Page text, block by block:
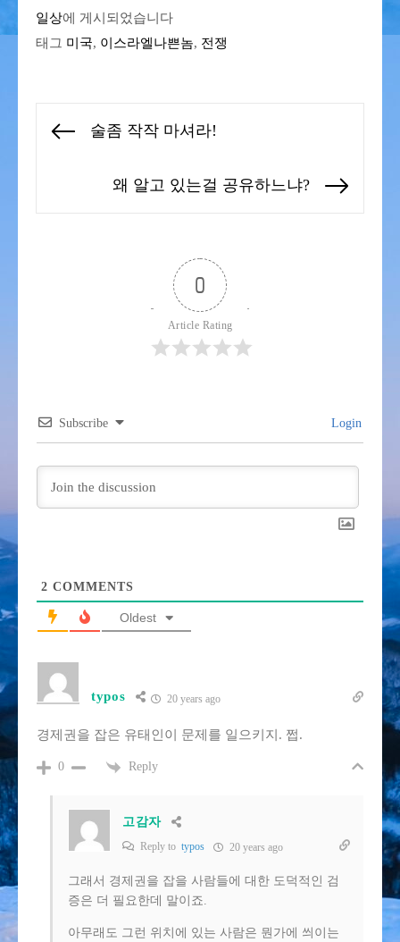
일상에 게시되었습니다
태그 미국, 이스라엘나쁜놈, 전쟁
Previous
술좀 작작 마셔라!
왜 알고 있는걸 공유하느냐?
0
Article Rating
Subscribe Login
2 COMMENTS
Oldest
typos 20 years ago
경제권을 잡은 유태인이 문제를 일으키지. 쩝.
0 Reply
고감자
Reply to typos 20 years ago
그래서 경제권을 잡을 사람들에 대한 도덕적인 검
증은 더 필요한데 말이죠.
아무래도 그런 위치에 있는 사람은 뭔가에 씌이는